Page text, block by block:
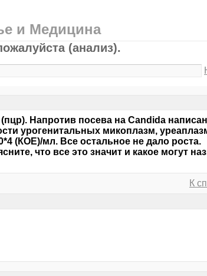
и Медицина
(анализ).
Напротив посева на Candida
урогенитальных микоплазм,
(КОЕ)/мл. Все остальное не дало роста.
что все это значит и какое могут
К